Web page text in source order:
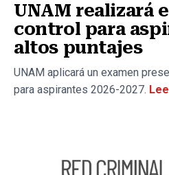
UNAM realizará
control para
altos puntajes
UNAM aplicará un examen
para aspirantes 2026-2027.